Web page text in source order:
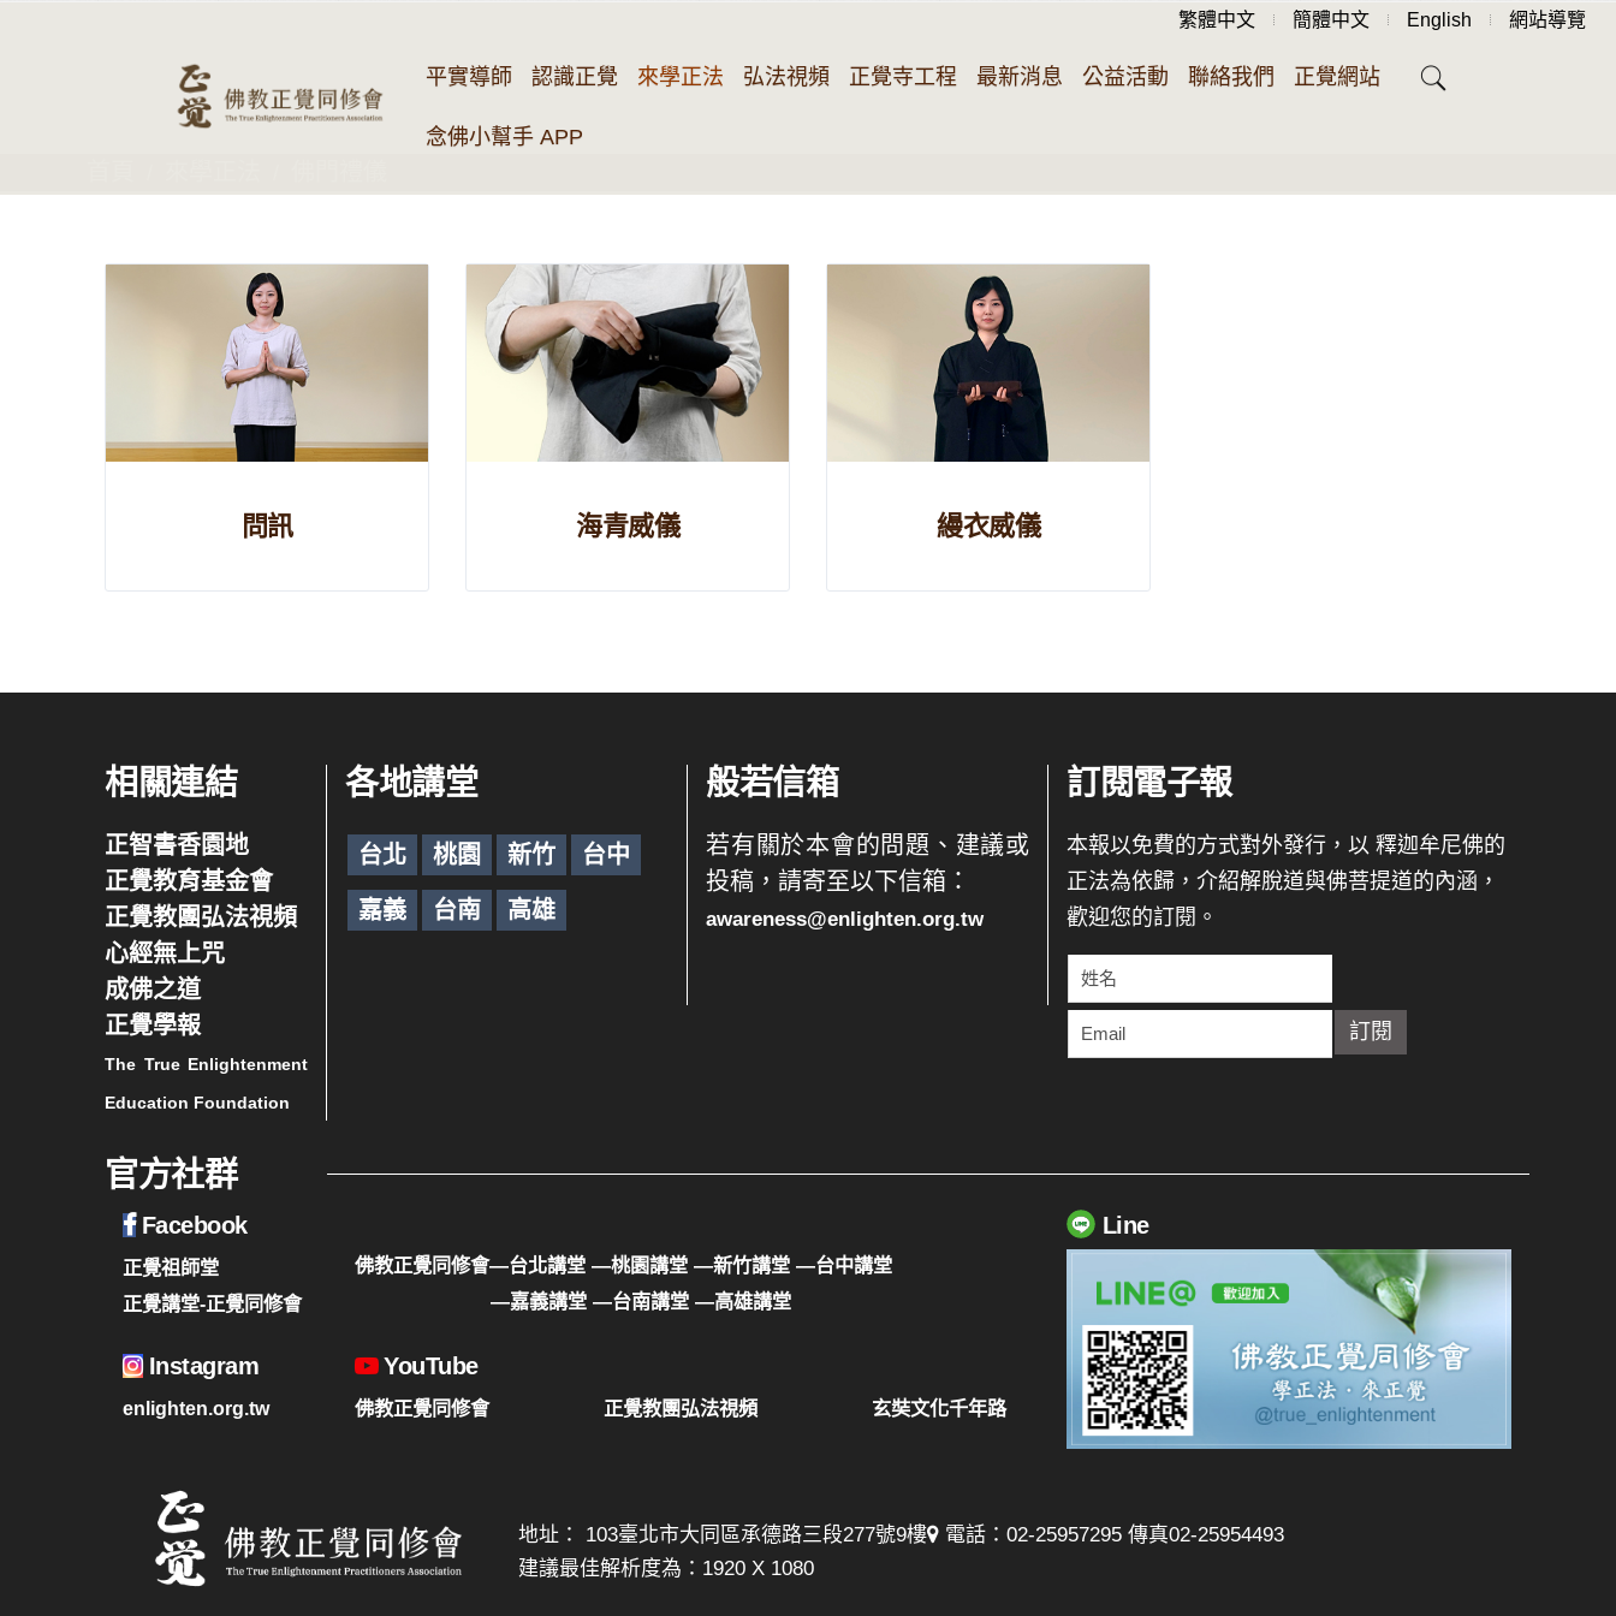
繁體中文 簡體中文 English 網站導覽
平實導師 認識正覺 來學正法 弘法視頻 正覺寺工程 最新消息 公益活動 聯絡我們 正覺網站
念佛小幫手 APP
問訊 海青威儀 縵衣威儀
相關連結
正智書香園地
正覺教育基金會
正覺教團弘法視頻
心經無上咒
成佛之道
正覺學報
The True Enlightenment
Education Foundation
各地講堂
台北 桃園 新竹 台中
嘉義 台南 高雄
般若信箱
若有關於本會的問題、建議或
投稿，請寄至以下信箱：
awareness@enlighten.org.tw
訂閱電子報
本報以免費的方式對外發行，以 釋迦牟尼佛的
正法為依歸，介紹解脫道與佛菩提道的內涵，
歡迎您的訂閱。
官方社群
Facebook
正覺祖師堂
正覺講堂-正覺同修會
佛教正覺同修會—台北講堂 —桃園講堂 —新竹講堂 —台中講堂
—嘉義講堂 —台南講堂 —高雄講堂
Instagram
enlighten.org.tw
YouTube
佛教正覺同修會 正覺教團弘法視頻 玄奘文化千年路
Line
地址： 103臺北市大同區承德路三段277號9樓
電話：02-25957295 傳真02-25954493
建議最佳解析度為：1920 X 1080